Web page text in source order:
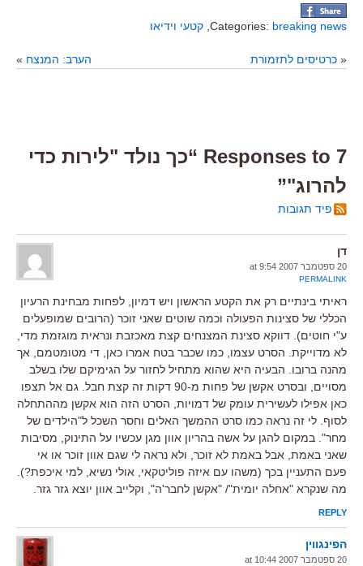
Categories: breaking news קטעי וידיאו
« כרטיסים לתזמורת הערב: המנצח »
7 Responses to “כך נולד "לירות כדי
להרוג"”
פיד תגובות
דן
20 ספטמבר 2007 at 9:54
PERMALINK
ראיתי בינתיים רק את הקטע הראשון ויש דמיון, לפחות מבחינת הרעיון
הכללי של סצינות הפעולה וכמה שוטים שאני זוכר (הרובים שמופעלים
ע"י חוטים). דווקא סצינת המצנחים קצת מאכזבת ונראית מוגזמת מדי,
לא מדוייקת. הסרט עצמו, כמו שכבר בטח אמרו כאן, די מטומטמם, אך
מהנה ברובו. הבעיה היא שהוא מתחיל לחזור על הגימיקם שלו בשלב
מסויים, ובסרט אקשן של פחות מ-90 דקות זה קצת חבל. גם אל תצפו
כאן אפילו לעשירית עומק של דמויות, הסרט הזה הוא אקשן מההתחלה
לסוף. לי זה נראה כמו סרט ההמשך האלים וחסר השכל ל"הילדים של
מחר". במקום להגן על אשה בהריון אוון מגן עכשיו על התינוק, מסיבות
שאני באמת, אבל באמת לא זוכר, ולא נראה לי שגם אוון זוכר או אי
פעם התעניין בכך (משהו עם איזה פוליטקאי, אולי נשיא, למי איכפת?).
מה שנקרא "אחלה יומית"/ "אקשן לחבר'ה", וקלייב אוון יוצא גזר גזר.
REPLY
הפינגווין
20 ספטמבר 2007 at 10:44